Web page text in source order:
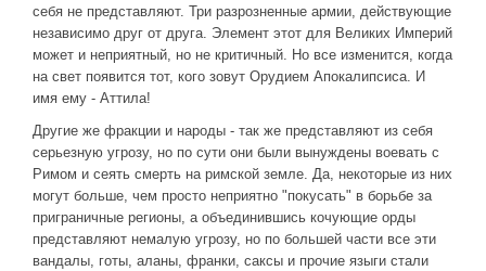
себя не представляют. Три разрозненные армии, действующие
независимо друг от друга. Элемент этот для Великих Империй
может и неприятный, но не критичный. Но все изменится, когда
на свет появится тот, кого зовут Орудием Апокалипсиса. И
имя ему - Аттила!
Другие же фракции и народы - так же представляют из себя
серьезную угрозу, но по сути они были вынуждены воевать с
Римом и сеять смерть на римской земле. Да, некоторые из них
могут больше, чем просто неприятно "покусать" в борьбе за
приграничные регионы, а объединившись кочующие орды
представляют немалую угрозу, но по большей части все эти
вандалы, готы, аланы, франки, саксы и прочие языги стали